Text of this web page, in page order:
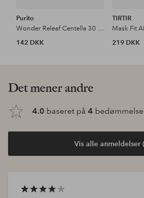
Purito
Wonder Releaf Centella 30 ml Bb Cream
142 DKK
TIRTIR
Mask Fit
219 DKK
Det mener andre
4.0 baseret på 4
Vis alle anmeldelser